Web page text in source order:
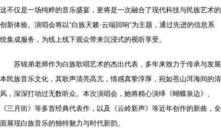
这不仅是一场纯粹的音乐盛宴，更将是一次融合了现代科技与民族艺术的
创新体验。演唱会将以“白族天籁·云端回响”为主题，通过先进的信息系
统集成服务，为线上线下观众带来沉浸式的视听享受。
苏锦弟老师作为白族歌唱艺术的杰出代表，多年来致力于传承与发展
本民族音乐文化，其歌声清亮高亢，情感真挚淳厚，宛如苍山洱海间的清
风，深深打动过无数听众。本次演唱会，她将精心演绎《蝴蝶泉边》、
《三月街》等多首经典代表作，以及《云岭新声》等近年创作的新曲，全
面展现白族音乐的独特魅力与时代新韵。